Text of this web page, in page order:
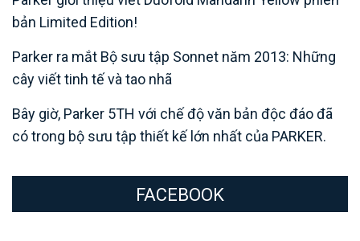
bản Limited Edition!
Parker ra mắt Bộ sưu tập Sonnet năm 2013: Những
cây viết tinh tế và tao nhã
Bây giờ, Parker 5TH với chế độ văn bản độc đáo đã
có trong bộ sưu tập thiết kế lớn nhất của PARKER.
FACEBOOK